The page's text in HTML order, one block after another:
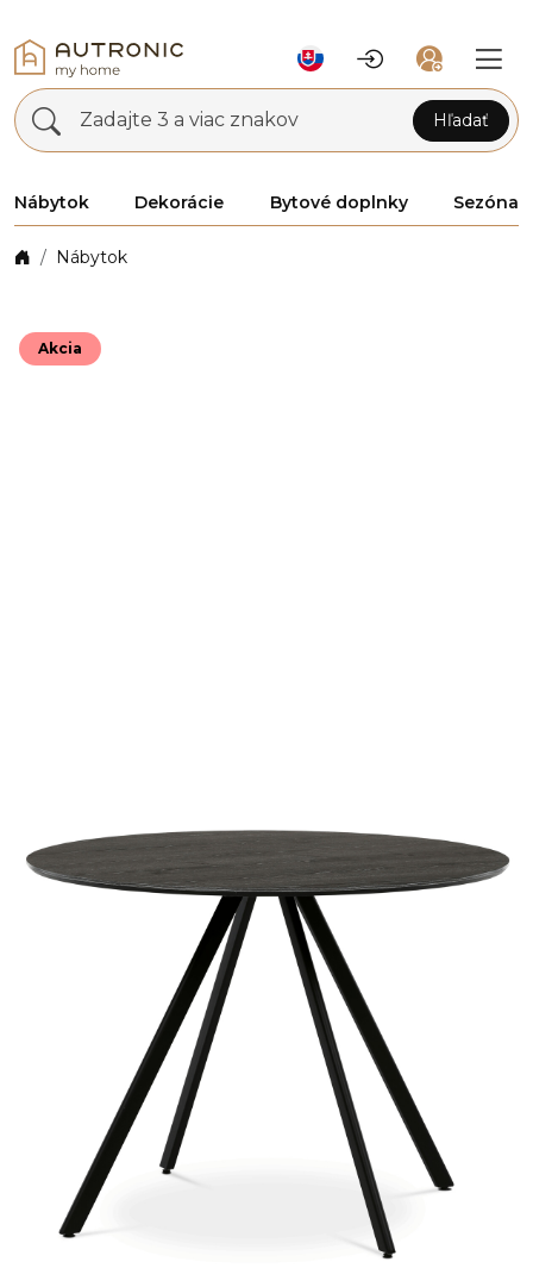
Zadajte 3 a viac znakov Hľadať
Nábytok Dekorácie Bytové doplnky Sezóna
Nábytok
Akcia